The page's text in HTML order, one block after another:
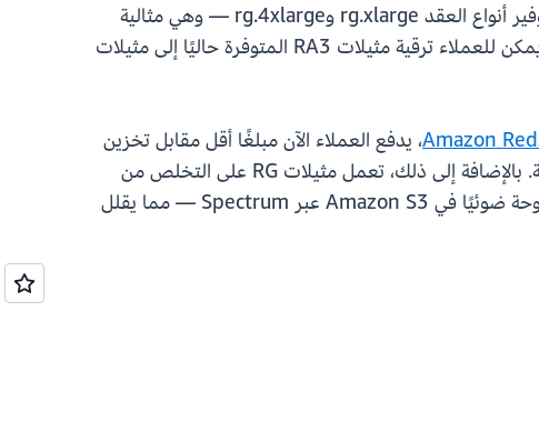
يمكن للعملاء في كيب تاون (af-south-1) وبانكوك (ap-southeast-7) ووسط المكسيك (mx-central-1) توفير أنواع العقد rg.xlarge وrg.4xlarge — وهي مثالية
لمجموعة واسعة من أعباء العمل بدءًا من بيئات التطوير الأصغر وحتى عمليات نشر مستودعات بيانات الإنتاج. يمكن للعملاء ترقية مثيلات RA3 المتوفرة حاليًا إلى مثيلات
، يدفع العملاء الآن مبلغًا أقل مقابل تخزين
النسخ الاحتياطي حيث يتم قياس تكاليف اللقطات استنادًا إلى كتل البيانات الفريدة بدلاً من إجمالي حجم اللقطة. بالإضافة إلى ذلك، تعمل مثيلات RG على التخلص من
رسوم المسح الضوئي لـ Redshift Spectrum، مما يعني أن العملاء لم يعودوا يدفعون مقابل البيانات الممسوحة ضوئيًا في Amazon S3 عبر Spectrum — مما يقلل